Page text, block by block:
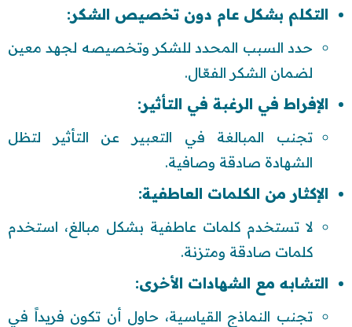
التكلم بشكل عام دون تخصيص الشكر:
حدد السبب المحدد للشكر وتخصيصه لجهد معين
لضمان الشكر الفعّال.
الإفراط في الرغبة في التأثير:
تجنب المبالغة في التعبير عن التأثير لتظل
الشهادة صادقة وصافية.
الإكثار من الكلمات العاطفية:
لا تستخدم كلمات عاطفية بشكل مبالغ، استخدم
كلمات صادقة ومتزنة.
التشابه مع الشهادات الأخرى:
تجنب النماذج القياسية، حاول أن تكون فريداً في